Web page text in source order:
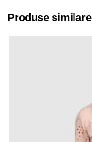
Produse similare